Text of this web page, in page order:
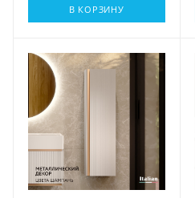
В КОРЗИНУ